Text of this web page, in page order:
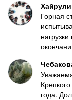
Горная
окончани
года.